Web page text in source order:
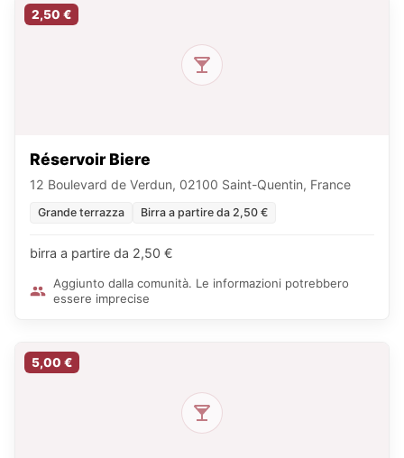
2,50 €
Réservoir Biere
12 Boulevard de Verdun, 02100 Saint-Quentin, France
Grande terrazza Birra a partire da 2,50 €
birra a partire da 2,50 €
Aggiunto dalla comunità. Le informazioni potrebbero
essere imprecise
5,00 €